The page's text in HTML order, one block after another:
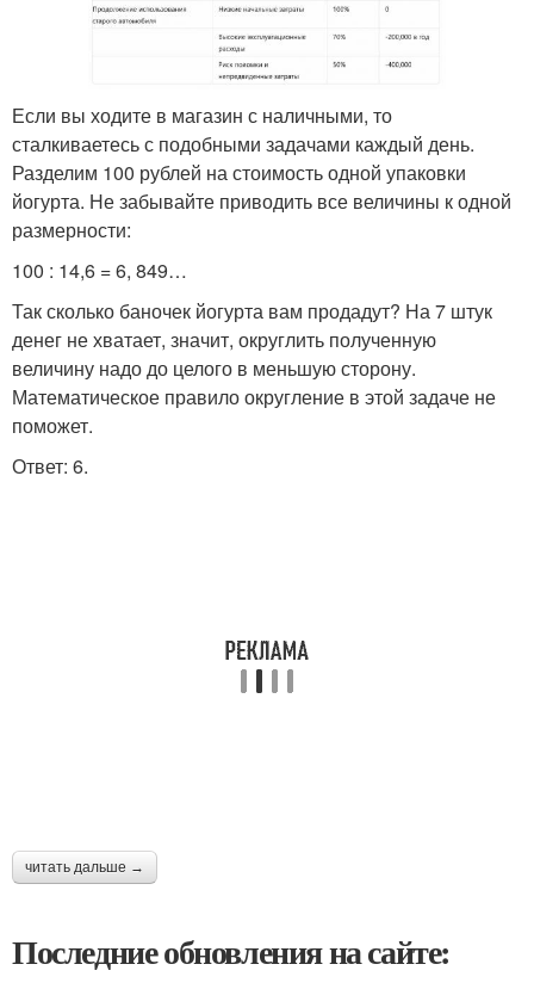
Если вы ходите в магазин с наличными, то
сталкиваетесь с подобными задачами каждый день.
Разделим 100 рублей на стоимость одной упаковки
йогурта. Не забывайте приводить все величины к одной
размерности:
100 : 14,6 = 6, 849…
Так сколько баночек йогурта вам продадут? На 7 штук
денег не хватает, значит, округлить полученную
величину надо до целого в меньшую сторону.
Математическое правило округление в этой задаче не
поможет.
Ответ: 6.
читать дальше →
Последние обновления на сайте: